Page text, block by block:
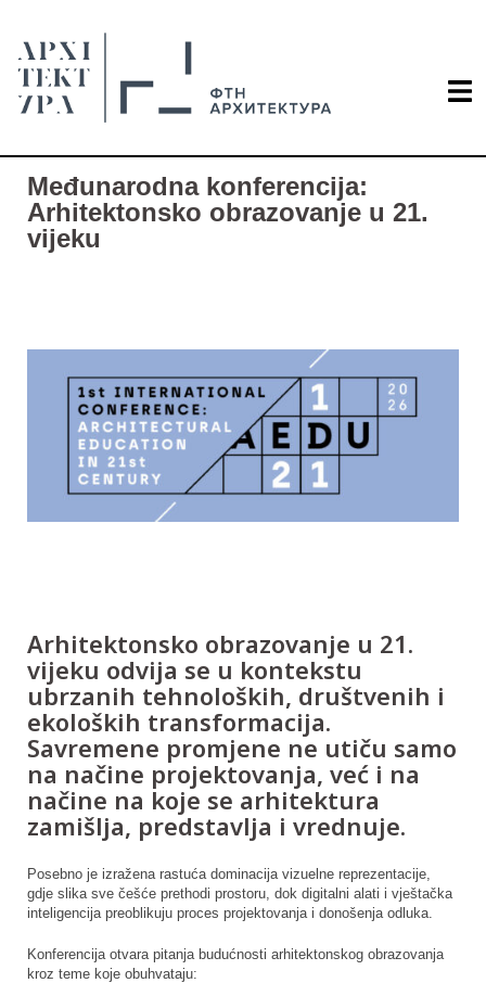
Međunarodna konferencija:
Arhitektonsko obrazovanje u 21.
vijeku
Arhitektonsko obrazovanje u 21.
vijeku odvija se u kontekstu
ubrzanih tehnoloških, društvenih i
ekoloških transformacija.
Savremene promjene ne utiču samo
na načine projektovanja, već i na
načine na koje se arhitektura
zamišlja, predstavlja i vrednuje.
Posebno je izražena rastuća dominacija vizuelne reprezentacije,
gdje slika sve češće prethodi prostoru, dok digitalni alati i vještačka
inteligencija preoblikuju proces projektovanja i donošenja odluka.
Konferencija otvara pitanja budućnosti arhitektonskog obrazovanja
kroz teme koje obuhvataju: